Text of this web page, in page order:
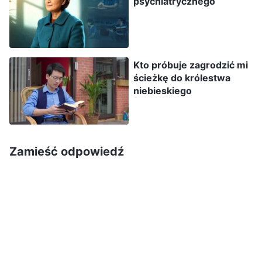
pouczające, ale pastor zabronił mi ich słuchać,
więc pomyślałem, że obejrzę tylko mały
fragment. Ale im więcej słuchałem, tym bardziej
czułem, że to, co omawiają, jest całkowicie
zgodne z Biblią, i nie mogłem znaleźć żadnych
nieścisłości. To sprawiło, że nie byłem w stanie
obalić ich słów, zwłaszcza gdy mówili: „Wielu
ludzi wierzy w ideę, »że skoro otrzymaliśmy
Kto próbuje zagrodzić mi
ścieżkę do królestwa
niebieskiego
Zamieść odpowiedź